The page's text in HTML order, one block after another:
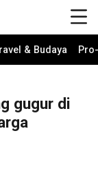
& Budaya
gugur di